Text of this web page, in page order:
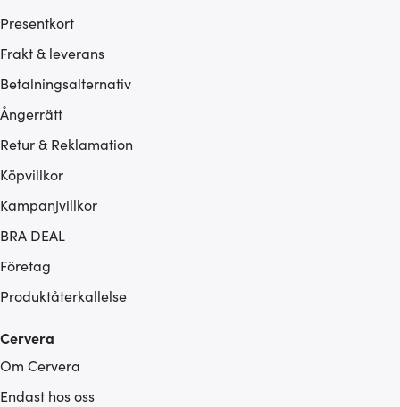
Presentkort
Frakt & leverans
Betalningsalternativ
Ångerrätt
Retur & Reklamation
Köpvillkor
Kampanjvillkor
BRA DEAL
Företag
Produktåterkallelse
Cervera
Om Cervera
Endast hos oss